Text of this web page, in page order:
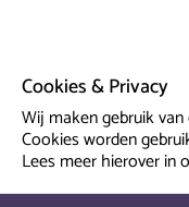
Cookies & Privacy
Wij maken gebruik
Cookies worden
Lees meer hierover in